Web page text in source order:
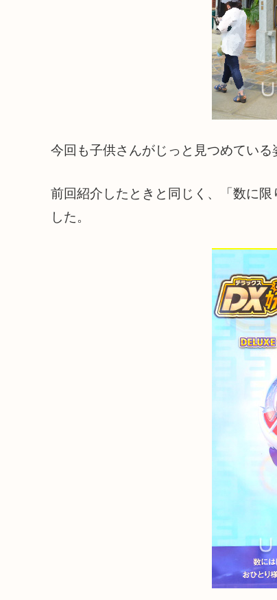
今回も子供さんがじっと見つめている
前回紹介したときと同じく、「数に
した。